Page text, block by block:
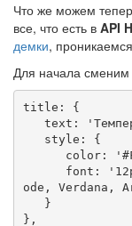
Что же можем
все, что есть в API
демки,
Для начала сменим
title: {
ode, Verdana,
},